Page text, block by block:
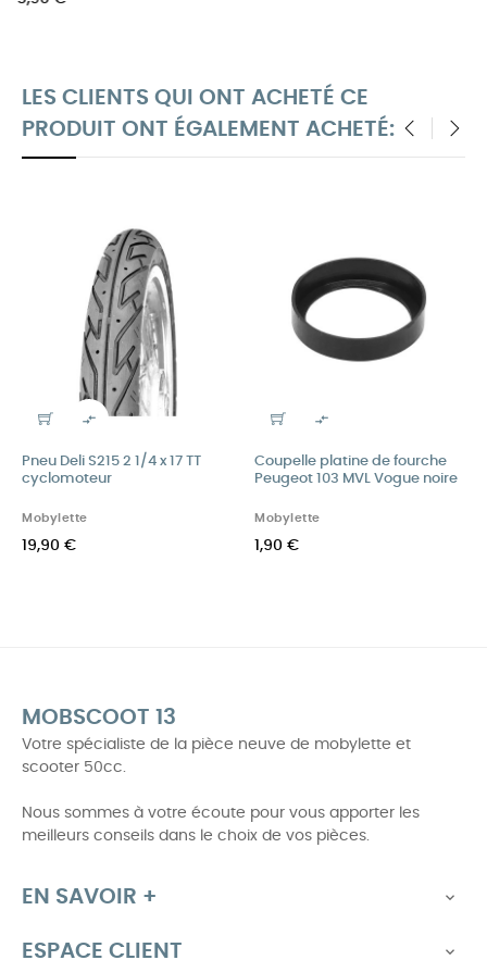
LES CLIENTS QUI ONT ACHETÉ CE
PRODUIT ONT ÉGALEMENT ACHETÉ:

Pneu Deli S215 2 1/4 x 17 TT
cyclomoteur
Mobylette
19,90 €

Coupelle platine de fourche
Peugeot 103 MVL Vogue noire
Mobylette
1,90 €
MOBSCOOT 13
Votre spécialiste de la pièce neuve de mobylette et
scooter 50cc.
Nous sommes à votre écoute pour vous apporter les
meilleurs conseils dans le choix de vos pièces.
EN SAVOIR + 
ESPACE CLIENT 